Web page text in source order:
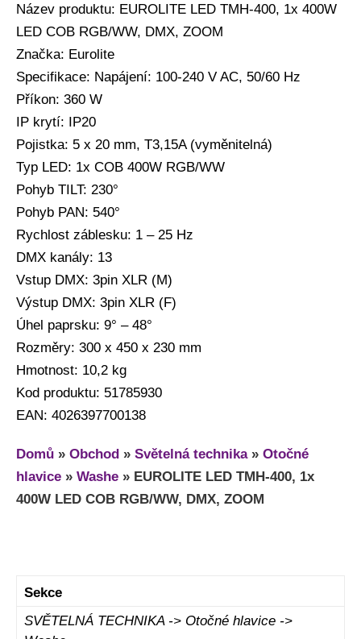
Název produktu: EUROLITE LED TMH-400, 1x 400W
LED COB RGB/WW, DMX, ZOOM
Značka: Eurolite
Specifikace: Napájení: 100-240 V AC, 50/60 Hz
Příkon: 360 W
IP krytí: IP20
Pojistka: 5 x 20 mm, T3,15A (vyměnitelná)
Typ LED: 1x COB 400W RGB/WW
Pohyb TILT: 230°
Pohyb PAN: 540°
Rychlost záblesku: 1 – 25 Hz
DMX kanály: 13
Vstup DMX: 3pin XLR (M)
Výstup DMX: 3pin XLR (F)
Úhel paprsku: 9° – 48°
Rozměry: 300 x 450 x 230 mm
Hmotnost: 10,2 kg
Kod produktu: 51785930
EAN: 4026397700138
Domů » Obchod » Světelná technika» Otočné
hlavice » Washe » EUROLITE LED TMH-400, 1x
400W LED COB RGB/WW, DMX, ZOOM
Sekce
SVĚTELNÁ TECHNIKA -> Otočné hlavice ->